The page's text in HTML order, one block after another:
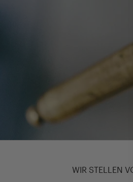
WIR STELLEN